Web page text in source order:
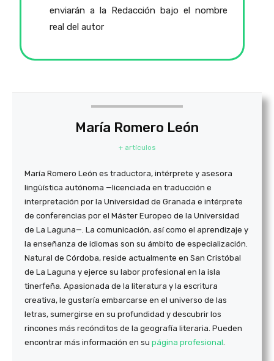
enviarán a la Redacción bajo el nombre
real del autor
María Romero León
+ artículos
María Romero León es traductora, intérprete y asesora
lingüística autónoma —licenciada en traducción e
interpretación por la Universidad de Granada e intérprete
de conferencias por el Máster Europeo de la Universidad
de La Laguna—. La comunicación, así como el aprendizaje y
la enseñanza de idiomas son su ámbito de especialización.
Natural de Córdoba, reside actualmente en San Cristóbal
de La Laguna y ejerce su labor profesional en la isla
tinerfeña. Apasionada de la literatura y la escritura
creativa, le gustaría embarcarse en el universo de las
letras, sumergirse en su profundidad y descubrir los
rincones más recónditos de la geografía literaria. Pueden
encontrar más información en su página profesional.